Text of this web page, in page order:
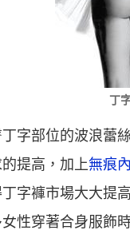
丁
字部位的波浪蕾
提高，加上無痕
字褲市場大大提
性穿著合身服飾